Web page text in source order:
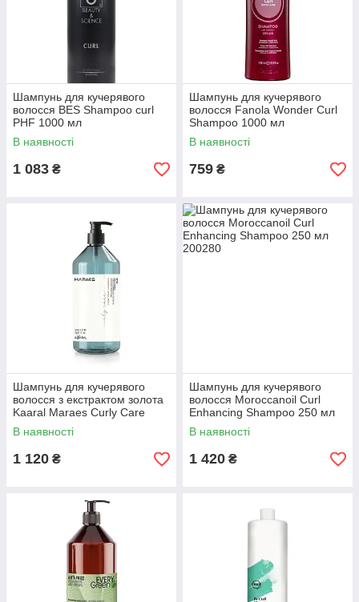
Шампунь для кучерявого
волосся BES Shampoo curl
PHF 1000 мл
В наявності
1 083 ₴
Шампунь для кучерявого
волосся Fanola Wonder Curl
Shampoo 1000 мл
В наявності
759 ₴
Шампунь для кучерявого
волосся з екстрактом золота
Kaaral Maraes Curly Care
Shampoo 1000 мл
В наявності
1 120 ₴
Шампунь для кучерявого
волосся Moroccanoil Curl
Enhancing Shampoo 250 мл
В наявності
1 420 ₴